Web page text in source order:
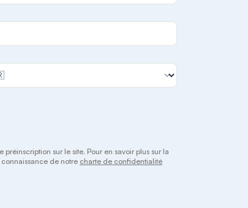
sur le site. Pour en savoir plus sur la
de notre charte de confidentialité